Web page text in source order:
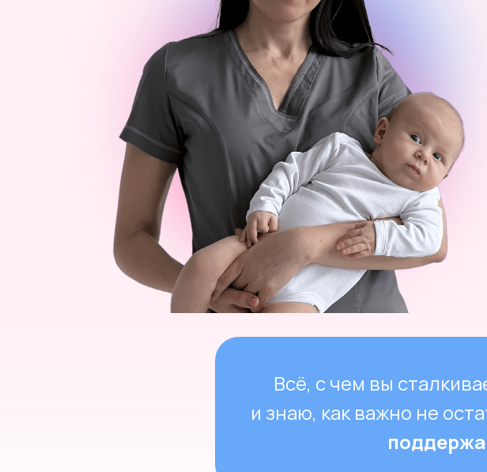
Всё, с чем вы
и знаю, как важно не